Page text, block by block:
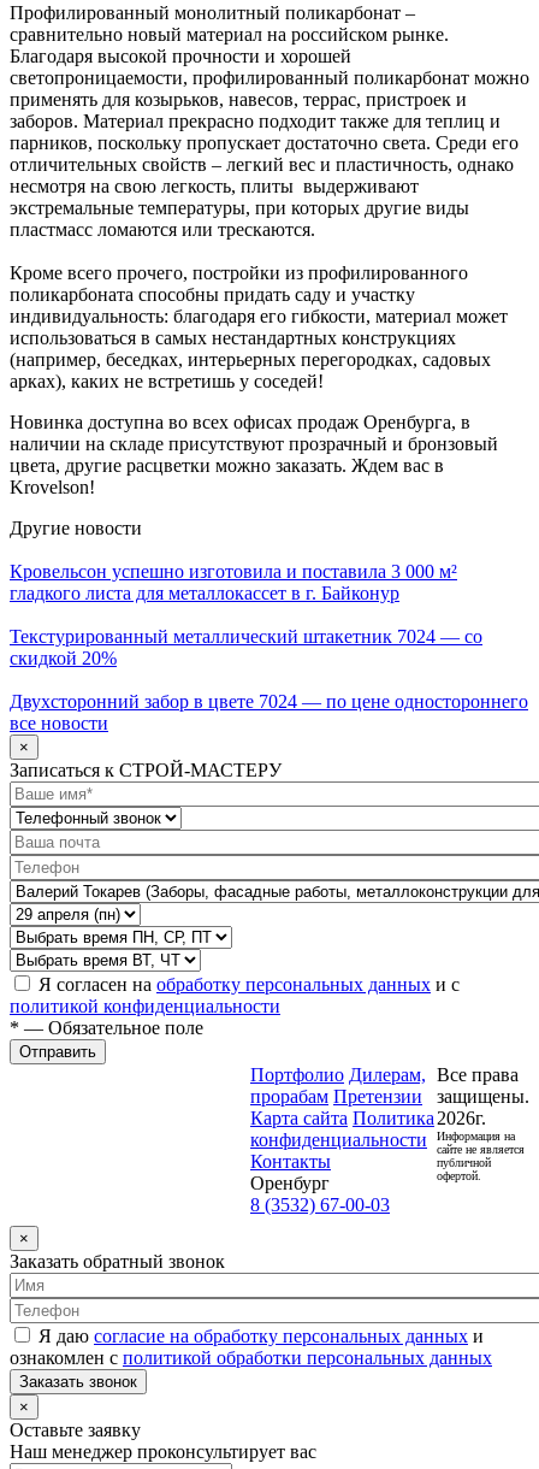
Профилированный монолитный поликарбонат –
сравнительно новый материал на российском рынке.
Благодаря высокой прочности и хорошей
светопроницаемости, профилированный поликарбонат можно
применять для козырьков, навесов, террас, пристроек и
заборов. Материал прекрасно подходит также для теплиц и
парников, поскольку пропускает достаточно света. Среди его
отличительных свойств – легкий вес и пластичность, однако
несмотря на свою легкость, плиты выдерживают
экстремальные температуры, при которых другие виды
пластмасс ломаются или трескаются.
Кроме всего прочего, постройки из профилированного
поликарбоната способны придать саду и участку
индивидуальность: благодаря его гибкости, материал может
использоваться в самых нестандартных конструкциях
(например, беседках, интерьерных перегородках, садовых
арках), каких не встретишь у соседей!
Новинка доступна во всех офисах продаж Оренбурга, в
наличии на складе присутствуют прозрачный и бронзовый
цвета, другие расцветки можно заказать. Ждем вас в
Krovelson!
Другие новости
Кровельсон успешно изготовила и поставила 3 000 м²
гладкого листа для металлокассет в г. Байконур
Текстурированный металлический штакетник 7024 — со
скидкой 20%
Двухсторонний забор в цвете 7024 — по цене одностороннего
все новости
×
Записаться к СТРОЙ-МАСТЕРУ
Я согласен на обработку персональных данных и с
политикой конфиденциальности
* — Обязательное поле
Отправить
Портфолио Дилерам,
прорабам Претензии
Карта сайта Политика
конфиденциальности
Контакты
Оренбург
8 (3532) 67-00-03
Все права
защищены.
2026г.
Информация на
сайте не является
публичной
офертой.
×
Заказать обратный звонок
Я даю согласие на обработку персональных данных и
ознакомлен с политикой обработки персональных данных
Заказать звонок
×
Оставьте заявку
Наш менеджер проконсультирует вас